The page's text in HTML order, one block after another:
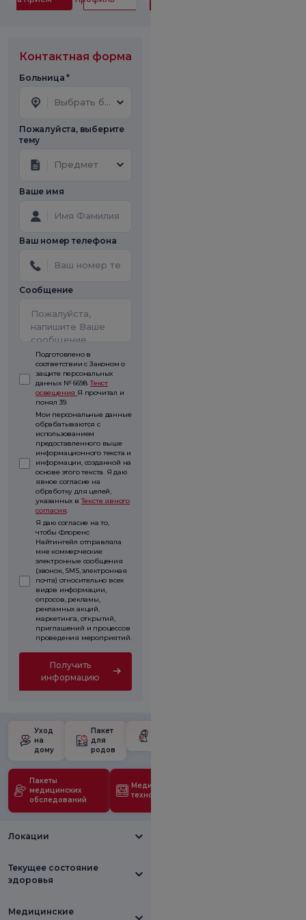
Контактная форма
Больница *
Выбрать больницу
Пожалуйста, выберите
тему
Предмет
Ваше имя
Ваш номер телефона
Сообщение
Подготовлено в
соответствии с Законом о
защите персональных
данных № 6698.Текст
освещения Я прочитал и
понял 39.
Мои персональные данные
обрабатываются с
использованием
предоставленного выше
информационного текста и
информации, созданной на
основе этого текста. Я даю
явное согласие на
обработку для целей,
указанных вТексте явного
согласия.
Я даю согласие на то,
чтобы Флоренс
Найтингейл отправляла
мне коммерческие
электронные сообщения
(звонок, SMS, электронная
почта) относительно всех
видов информации,
опросов, рекламы,
рекламных акций,
маркетинга, открытий,
приглашений и процессов
проведения мероприятий.
Получить
информацию
Уход
на
дому
Пакет
для
родов
Пакеты
медицинских
обследований
Медицинские
технологии
Локации
Текущее состояние
здоровья
Медицинские